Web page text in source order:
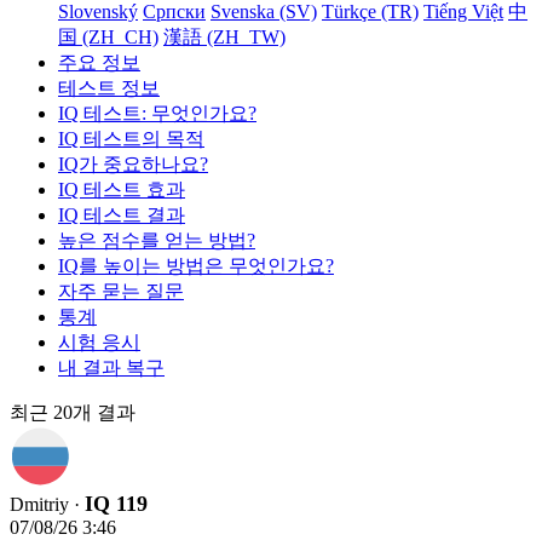
Slovenský Српски Svenska (SV) Türkçe (TR) Tiếng Việt 中
国 (ZH_CH) 漢語 (ZH_TW)
주요 정보
테스트 정보
IQ 테스트: 무엇인가요?
IQ 테스트의 목적
IQ가 중요하나요?
IQ 테스트 효과
IQ 테스트 결과
높은 점수를 얻는 방법?
IQ를 높이는 방법은 무엇인가요?
자주 묻는 질문
통계
시험 응시
내 결과 복구
최근 20개 결과
Dmitriy · IQ 119
07/08/26 3:46